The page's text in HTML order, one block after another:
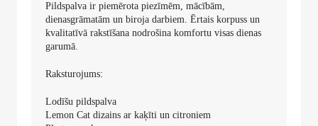
Pildspalva ir piemērota piezīmēm, mācībām,
dienasgrāmatām un biroja darbiem. Ērtais korpuss un
kvalitatīvā rakstīšana nodrošina komfortu visas dienas
garumā.
Raksturojums:
Lodīšu pildspalva
Lemon Cat dizains ar kaķīti un citroniem